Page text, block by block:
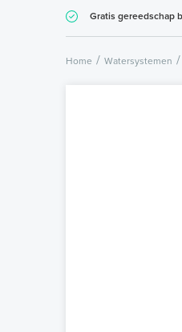
Gratis gereedschap
Home Watersystemen